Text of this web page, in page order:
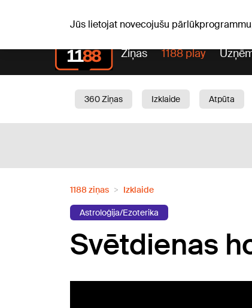
Jūs lietojat novecojušu
Ziņas 1188 play
360 Ziņas Izklaide Atpūta
1188 ziņas Izklaide
Astroloģija/Ezoterika
Svētdienas